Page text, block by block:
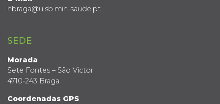
hbraga@ulsb.min-saude.pt
SEDE
Morada
Sete Fontes – São Victor
4710-243 Braga
Coordenadas GPS